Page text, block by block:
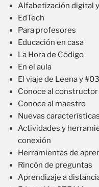
Alfabetización digital
EdTech
Para profesores
Educación en casa
La Hora de Código
En el aula
El viaje de Leena y
Conoce al
Conoce al maestro
Nuevas características
Actividades y
conexión
Herramientas de
Rincón de preguntas
Aprendizaje a